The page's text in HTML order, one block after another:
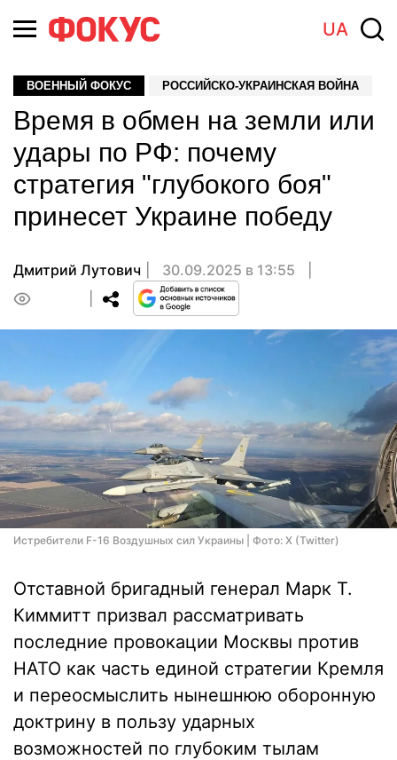
UA
ВОЕННЫЙ ФОКУС РОССИЙСКО-УКРАИНСКАЯ ВОЙНА
Время в обмен на земли или
удары по РФ: почему
стратегия "глубокого боя"
принесет Украине победу
Дмитрий Лутович
30.09.2025 в 13:55
Истребители F-16 Воздушных сил Украины | Фото: X (Twitter)
Отставной бригадный генерал Марк Т.
Киммитт призвал рассматривать
последние провокации Москвы против
НАТО как часть единой стратегии Кремля
и переосмыслить нынешнюю оборонную
доктрину в пользу ударных
возможностей по глубоким тылам